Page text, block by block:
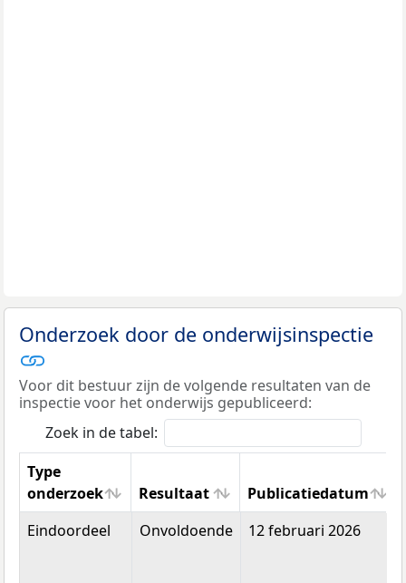
Onderzoek door de onderwijsinspectie
Voor dit bestuur zijn de volgende resultaten van de
inspectie voor het onderwijs gepubliceerd:
Zoek in de tabel:
Type
onderzoek
Resultaat Publicatiedatum
Type
Resultaat Publicatiedatum
Eindoordeel Onvoldoende 12 februari 2026